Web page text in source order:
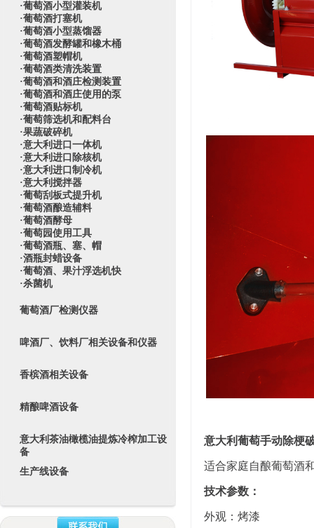
·葡萄酒小型灌装机
·葡萄酒打塞机
·葡萄酒小型蒸馏器
·葡萄酒发酵罐和橡木桶
·葡萄酒塑帽机
·葡萄酒类清洗装置
·葡萄酒和酒庄检测装置
·葡萄酒和酒庄使用的泵
·葡萄酒贴标机
·葡萄筛选机和配料台
·果蔬破碎机
·意大利进口一体机
·意大利进口除核机
·意大利进口制冷机
·意大利搅拌器
·葡萄刮板式提升机
·葡萄酒酿造辅料
·葡萄酒酵母
·葡萄园使用工具
·葡萄酒瓶、塞、帽
·酒瓶封蜡设备
·葡萄酒、果汁浮选机快
·杀菌机
葡萄酒厂检测仪器
啤酒厂、饮料厂相关设备和仪器
香槟酒相关设备
精酿啤酒设备
意大利茶油橄榄油提炼冷榨加工设
备
生产线设备
意大利葡萄手动除梗
适合家庭自酿葡萄酒
技术参数：
外观：烤漆